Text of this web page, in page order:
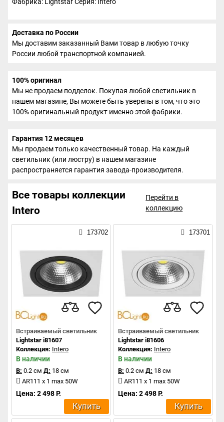
Доставка по России
Мы доставим заказанный Вами товар в любую точку
России любой транспортной компанией.
100% оригинал
Мы не продаем подделок. Покупая любой светильник в
нашем магазине, Вы можете быть уверены в том, что это
100% оригинальный продукт именно этой фабрики.
Гарантия 12 месяцев
Мы продаем только качественный товар. На каждый
светильник (или люстру) в нашем магазине
распространяется гарантия завода-производителя.
Все товары коллекции
Intero
Перейти в
коллекцию
173702
Встраиваемый светильник
Lightstar i81607
Коллекция: Intero
В наличии
В: 0.2 см Д: 18 см
AR111 x 1 max 50W
Цена: 2 498 Р.
Купить
173701
Встраиваемый светильник
Lightstar i81606
Коллекция: Intero
В наличии
В: 0.2 см Д: 18 см
AR111 x 1 max 50W
Цена: 2 498 Р.
Купить